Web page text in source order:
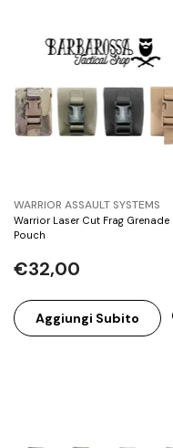
BRAND:
WARRIOR ASSAULT SYSTEMS
Warrior Laser Cut Frag Grenade
Pouch
€32,00
Aggiungi Subito